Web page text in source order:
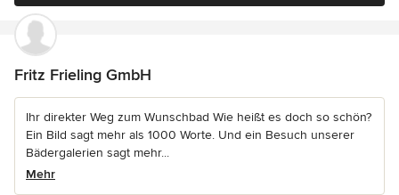
Fritz Frieling GmbH
Ihr direkter Weg zum Wunschbad Wie heißt es doch so schön?
Ein Bild sagt mehr als 1000 Worte. Und ein Besuch unserer
Bädergalerien sagt mehr...
Mehr